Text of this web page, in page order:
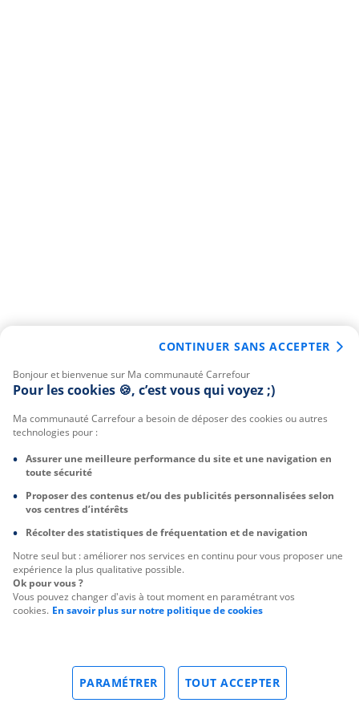
Bonjour et bienvenue sur Ma communauté Carrefour
Pour les cookies 🍪, c’est vous qui voyez ;)
Ma communauté Carrefour a besoin de déposer des cookies ou autres
technologies pour :
Assurer une meilleure performance du site et une navigation en
toute sécurité
Proposer des contenus et/ou des publicités personnalisées selon
vos centres d’intérêts
Récolter des statistiques de fréquentation et de navigation
Notre seul but : améliorer nos services en continu pour vous proposer une
expérience la plus qualitative possible.
Ok pour vous ?
Vous pouvez changer d'avis à tout moment en paramétrant vos
cookies. En savoir plus sur notre politique de cookies
TOUT ACCEPTER
PARAMÉTRER
CONTINUER SANS ACCEPTER